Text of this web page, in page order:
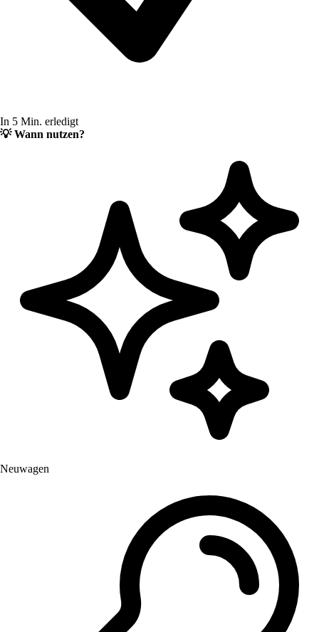
In 5 Min. erledigt
💡Wann nutzen?
Neuwagen